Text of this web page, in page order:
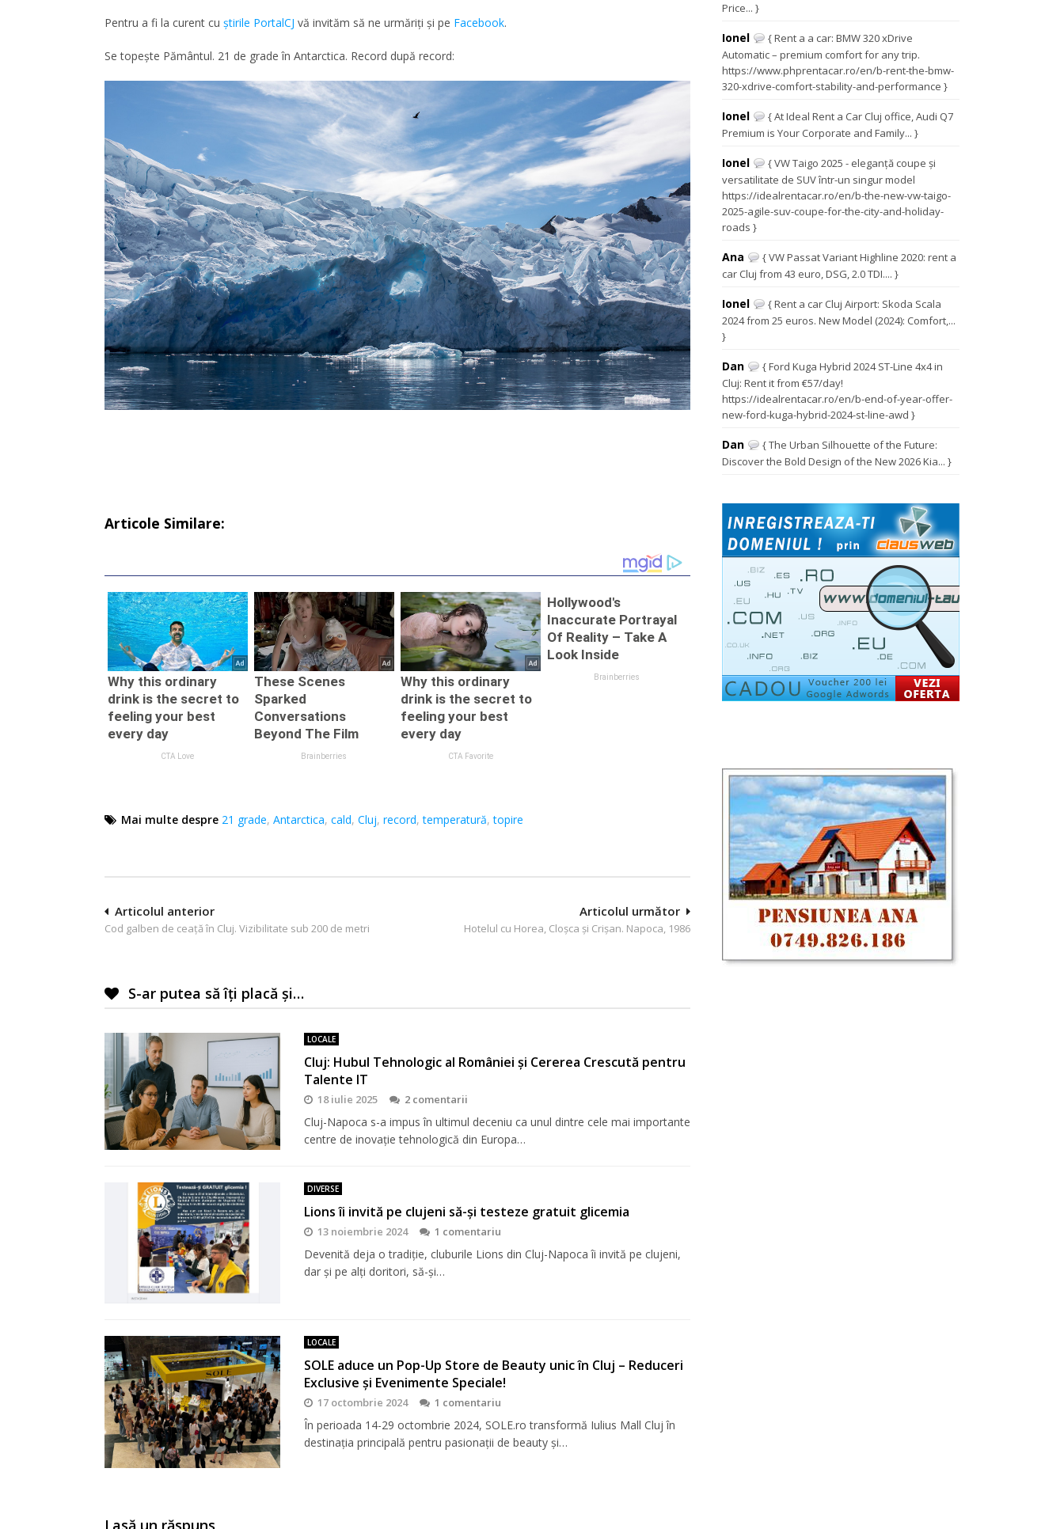
Pentru a fi la curent cu ştirile PortalCJ vă invităm să ne urmăriţi şi pe Facebook.
Se topeşte Pământul. 21 de grade în Antarctica. Record după record:
Articole Similare:
Mai multe despre 21 grade, Antarctica, cald, Cluj, record,temperatură,topire
Navigare
în
Articolul următor
Hotelul cu Horea, Cloşca şi Crişan. Napoca, 1986
Articolul anterior
Cod galben de ceaţă în Cluj. Vizibilitate sub 200 de metri
S-ar putea să îți placă și…
LOCALE
Cluj: Hubul Tehnologic al României și Cererea Crescută pentru
Talente IT
18 iulie 2025 2 comentarii
Cluj-Napoca s-a impus în ultimul deceniu ca unul dintre cele mai importante
centre de inovație tehnologică din Europa…
DIVERSE
Lions îi invită pe clujeni să-şi testeze gratuit glicemia
13 noiembrie 2024 1 comentariu
Devenită deja o tradiţie, cluburile Lions din Cluj-Napoca îi invită pe clujeni,
dar şi pe alţi doritori, să-şi…
LOCALE
SOLE aduce un Pop-Up Store de Beauty unic în Cluj – Reduceri
Exclusive și Evenimente Speciale!
17 octombrie 2024 1 comentariu
În perioada 14-29 octombrie 2024, SOLE.ro transformă Iulius Mall Cluj în
destinația principală pentru pasionații de beauty și…
Lasă un răspuns
Price... }
Ionel
{ Rent a a car: BMW 320 xDrive
Automatic – premium comfort for any trip.
https://www.phprentacar.ro/en/b-rent-the-bmw-
320-xdrive-comfort-stability-and-performance }
Ionel
{ At Ideal Rent a Car Cluj office, Audi Q7
Premium is Your Corporate and Family... }
Ionel
{ VW Taigo 2025 - eleganță coupe și
versatilitate de SUV într-un singur model
https://idealrentacar.ro/en/b-the-new-vw-taigo-
2025-agile-suv-coupe-for-the-city-and-holiday-
roads }
Ana
{ VW Passat Variant Highline 2020: rent a
car Cluj from 43 euro, DSG, 2.0 TDI.... }
Ionel
{ Rent a car Cluj Airport: Skoda Scala
2024 from 25 euros. New Model (2024): Comfort,...
}
Dan
{ Ford Kuga Hybrid 2024 ST-Line 4x4 in
Cluj: Rent it from €57/day!
https://idealrentacar.ro/en/b-end-of-year-offer-
new-ford-kuga-hybrid-2024-st-line-awd }
Dan
{ The Urban Silhouette of the Future:
Discover the Bold Design of the New 2026 Kia... }